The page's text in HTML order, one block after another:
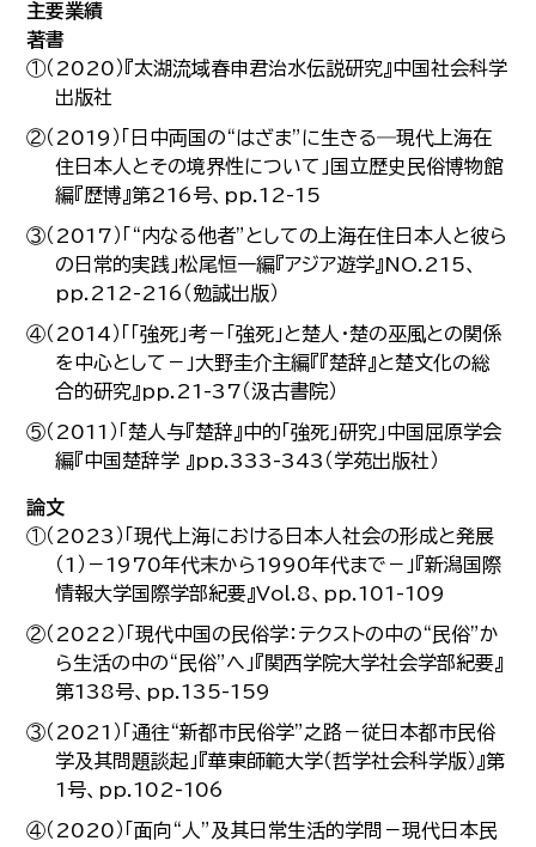
主要業績
著書
①（2020）『太湖流域春申君治水伝説研究』中国社会科学
出版社
②（2019）「日中両国の“はざま”に生きる―現代上海在
住日本人とその境界性について」国立歴史民俗博物館
編『歴博』第216号、pp.12-15
③（2017）「“内なる他者”としての上海在住日本人と彼ら
の日常的実践」松尾恒一編『アジア遊学』NO.215、
pp.212-216（勉誠出版）
④（2014）「「強死」考－「強死」と楚人・楚の巫風との関係
を中心として－」大野圭介主編『『楚辞』と楚文化の総
合的研究』pp.21-37（汲古書院）
⑤（2011）「楚人与『楚辞』中的「強死」研究」中国屈原学会
編『中国楚辞学 』pp.333-343（学苑出版社）
論文
①（2023）「現代上海における日本人社会の形成と発展
（1）－1970年代末から1990年代まで－」『新潟国際
情報大学国際学部紀要』Vol.8、pp.101-109
②（2022）「現代中国の民俗学：テクストの中の“民俗”か
ら生活の中の“民俗”へ」『関西学院大学社会学部紀要』
第138号、pp.135-159
③（2021）「通往“新都市民俗学”之路－従日本都市民俗
学及其問題談起」『華東師範大学（哲学社会科学版）』第
1号、pp.102-106
④（2020）「面向“人”及其日常生活的学問－現代日本民